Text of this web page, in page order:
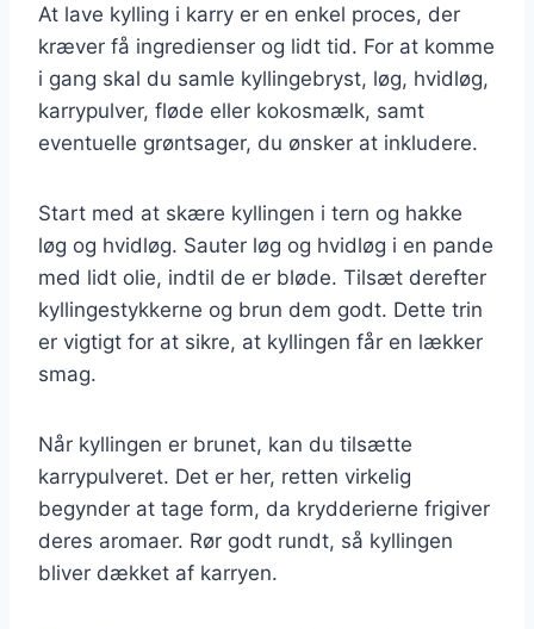
At lave kylling i karry er en enkel proces, der
kræver få ingredienser og lidt tid. For at komme
i gang skal du samle kyllingebryst, løg, hvidløg,
karrypulver, fløde eller kokosmælk, samt
eventuelle grøntsager, du ønsker at inkludere.
Start med at skære kyllingen i tern og hakke
løg og hvidløg. Sauter løg og hvidløg i en pande
med lidt olie, indtil de er bløde. Tilsæt derefter
kyllingestykkerne og brun dem godt. Dette trin
er vigtigt for at sikre, at kyllingen får en lækker
smag.
Når kyllingen er brunet, kan du tilsætte
karrypulveret. Det er her, retten virkelig
begynder at tage form, da krydderierne frigiver
deres aromaer. Rør godt rundt, så kyllingen
bliver dækket af karryen.